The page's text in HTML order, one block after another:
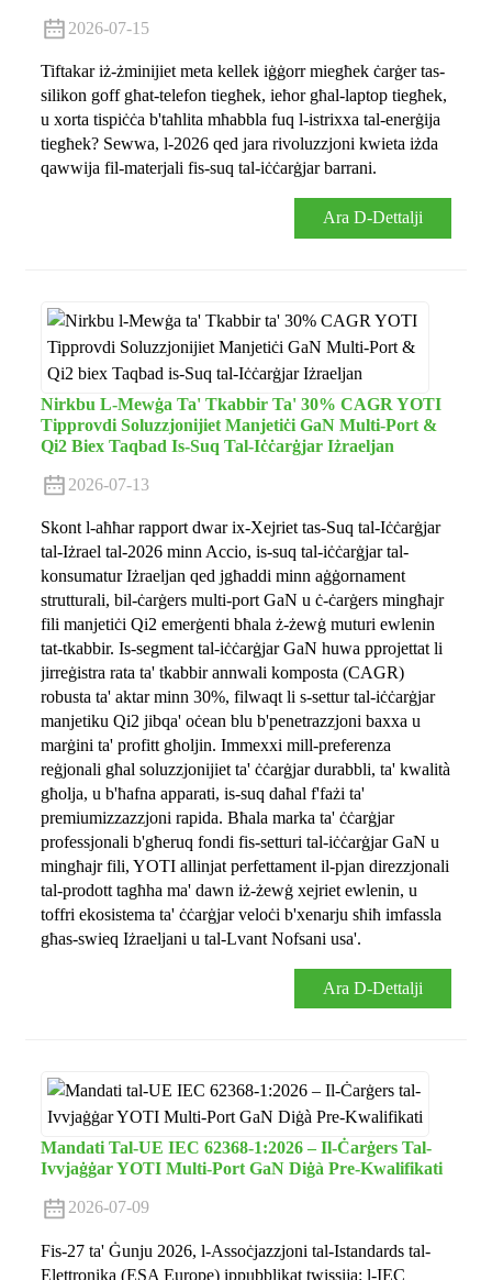
2026-07-15
Tiftakar iż-żminijiet meta kellek iġġorr miegħek ċarġer tas-
silikon goff għat-telefon tiegħek, ieħor għal-laptop tiegħek,
u xorta tispiċċa b'taħlita mħabbla fuq l-istrixxa tal-enerġija
tiegħek? Sewwa, l-2026 qed jara rivoluzzjoni kwieta iżda
qawwija fil-materjali fis-suq tal-iċċarġjar barrani.
Ara D-Dettalji
Nirkbu L-Mewġa Ta' Tkabbir Ta' 30% CAGR YOTI
Tipprovdi Soluzzjonijiet Manjetiċi GaN Multi-Port &
Qi2 Biex Taqbad Is-Suq Tal-Iċċarġjar Iżraeljan
2026-07-13
Skont l-aħħar rapport dwar ix-Xejriet tas-Suq tal-Iċċarġjar
tal-Iżrael tal-2026 minn Accio, is-suq tal-iċċarġjar tal-
konsumatur Iżraeljan qed jgħaddi minn aġġornament
strutturali, bil-ċarġers multi-port GaN u ċ-ċarġers mingħajr
fili manjetiċi Qi2 emerġenti bħala ż-żewġ muturi ewlenin
tat-tkabbir. Is-segment tal-iċċarġjar GaN huwa pprojettat li
jirreġistra rata ta' tkabbir annwali komposta (CAGR)
robusta ta' aktar minn 30%, filwaqt li s-settur tal-iċċarġjar
manjetiku Qi2 jibqa' oċean blu b'penetrazzjoni baxxa u
marġini ta' profitt għoljin. Immexxi mill-preferenza
reġjonali għal soluzzjonijiet ta' ċċarġjar durabbli, ta' kwalità
għolja, u b'ħafna apparati, is-suq daħal f'fażi ta'
premiumizzazzjoni rapida. Bħala marka ta' ċċarġjar
professjonali b'għeruq fondi fis-setturi tal-iċċarġjar GaN u
mingħajr fili, YOTI allinjat perfettament il-pjan direzzjonali
tal-prodott tagħha ma' dawn iż-żewġ xejriet ewlenin, u
toffri ekosistema ta' ċċarġjar veloċi b'xenarju sħiħ imfassla
għas-swieq Iżraeljani u tal-Lvant Nofsani usa'.
Ara D-Dettalji
Mandati Tal-UE IEC 62368-1:2026 – Il-Ċarġers Tal-
Ivvjaġġar YOTI Multi-Port GaN Diġà Pre-Kwalifikati
2026-07-09
Fis-27 ta' Ġunju 2026, l-Assoċjazzjoni tal-Istandards tal-
Elettronika (ESA Europe) ippubblikat twissija: l-IEC